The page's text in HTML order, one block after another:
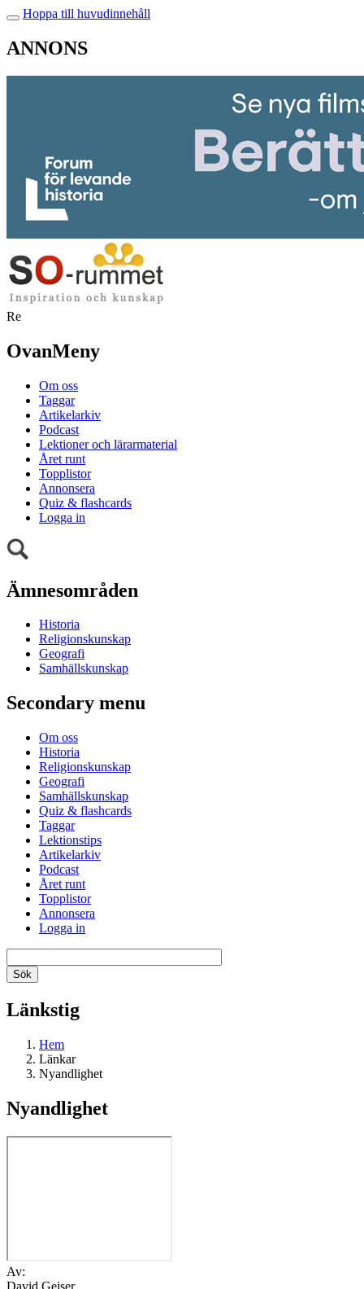
Hoppa till huvudinnehåll
ANNONS
Re
OvanMeny
Om oss
Taggar
Artikelarkiv
Podcast
Lektioner och lärarmaterial
Året runt
Topplistor
Annonsera
Quiz & flashcards
Logga in
Ämnesområden
Historia
Religionskunskap
Geografi
Samhällskunskap
Secondary menu
Om oss
Historia
Religionskunskap
Geografi
Samhällskunskap
Quiz & flashcards
Taggar
Lektionstips
Artikelarkiv
Podcast
Året runt
Topplistor
Annonsera
Logga in
Länkstig
Hem
Länkar
Nyandlighet
Nyandlighet
Av:
David Geiser